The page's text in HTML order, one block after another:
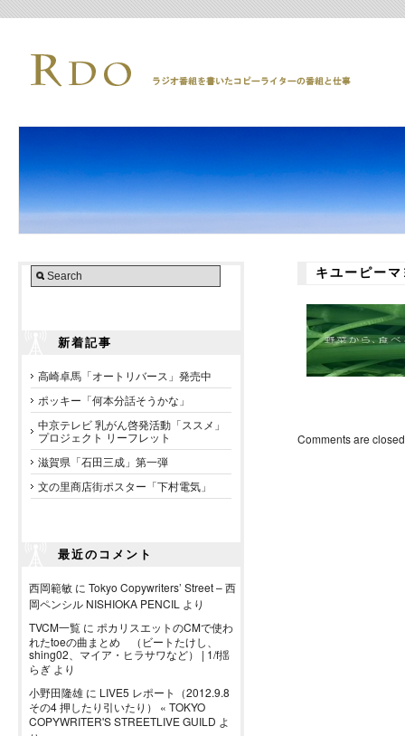
新着記事
高崎卓馬「オートリバース」発売中
ポッキー「何本分話そうかな」
中京テレビ 乳がん啓発活動「ススメ」
プロジェクト リーフレット
滋賀県「石田三成」第一弾
文の里商店街ポスター「下村電気」
最近のコメント
西岡範敏 に Tokyo Copywriters’ Street – 西
岡ペンシル NISHIOKA PENCIL より
TVCM一覧 に ポカリスエットのCMで使わ
れたtoeの曲まとめ （ビートたけし、
shing02、マイア・ヒラサワなど） | 1/f揺
らぎ より
小野田隆雄 に LIVE5 レポート（2012.9.8
その4 押したり引いたり） « TOKYO
COPYWRITER'S STREETLIVE GUILD よ
キユーピー
Comments are